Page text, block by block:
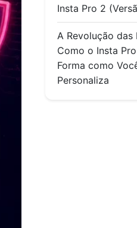
Insta Pro 2
A Revolução das
Como o Insta
Forma como
Personaliza